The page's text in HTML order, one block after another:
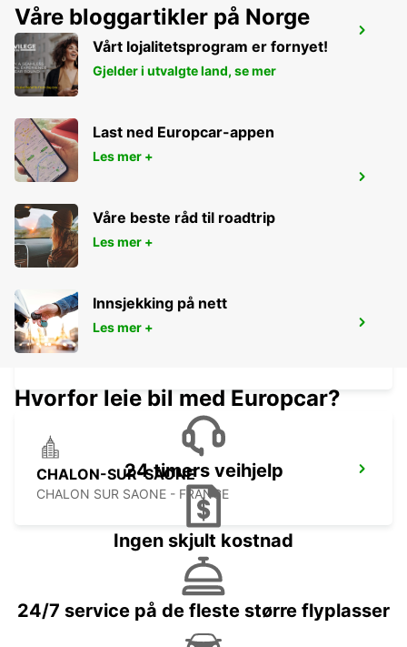
BESANCON FRANCHE-COMTE TGV
RAILWAY STATION
AUXON - FRANCE
BESANCON NORTH
BESANCON - FRANCE
CHALON-SUR-SAONE RAILWAY
STATION - SERVICE POINT
CHALON SUR SAONE - FRANCE
CHALON-SUR-SAONE
CHALON SUR SAONE - FRANCE
Våre bloggartikler på Norge
Vårt lojalitetsprogram er fornyet!
Gjelder i utvalgte land, se mer
Last ned Europcar-appen
Les mer +
Våre beste råd til roadtrip
Les mer +
Innsjekking på nett
Les mer +
Hvorfor leie bil med Europcar?
24 timers veihjelp
Ingen skjult kostnad
24/7 service på de fleste større flyplasser